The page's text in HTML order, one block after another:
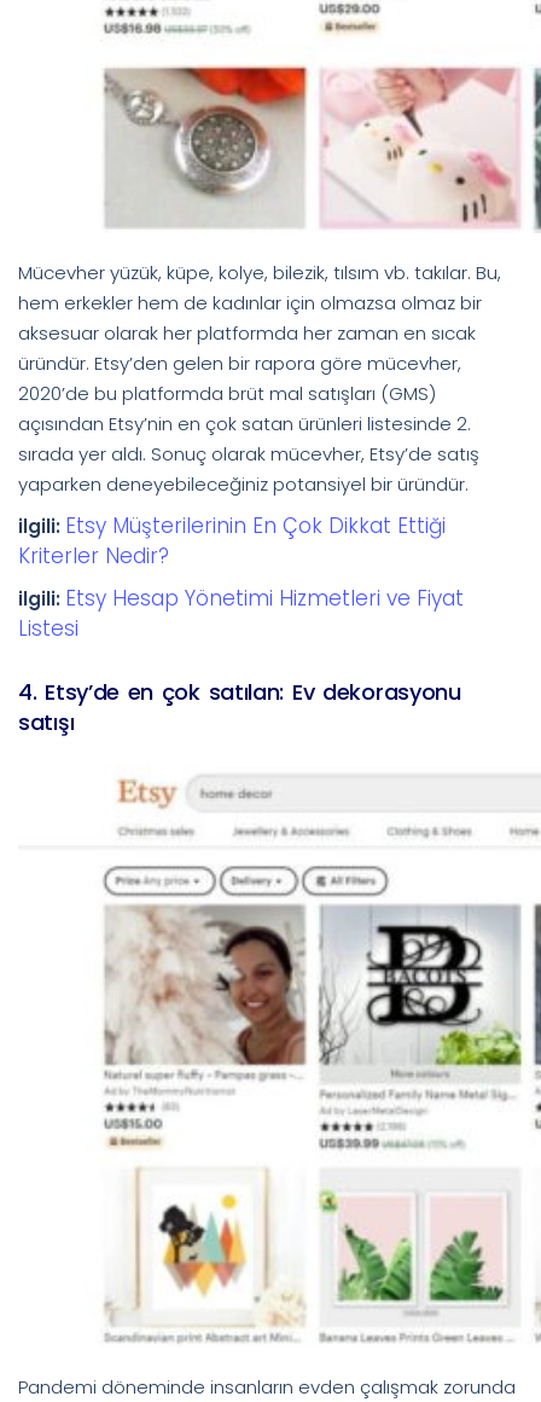
Mücevher yüzük, küpe, kolye, bilezik, tılsım vb. takılar. Bu,
hem erkekler hem de kadınlar için olmazsa olmaz bir
aksesuar olarak her platformda her zaman en sıcak
üründür. Etsy’den gelen bir rapora göre mücevher,
2020’de bu platformda brüt mal satışları (GMS)
açısından Etsy’nin en çok satan ürünleri listesinde 2.
sırada yer aldı. Sonuç olarak mücevher, Etsy’de satış
yaparken deneyebileceğiniz potansiyel bir üründür.
ilgili: Etsy Müşterilerinin En Çok Dikkat Ettiği
Kriterler Nedir?
ilgili: Etsy Hesap Yönetimi Hizmetleri ve Fiyat
Listesi
4. Etsy’de en çok satılan: Ev dekorasyonu
satışı
Pandemi döneminde insanların evden çalışmak zorunda